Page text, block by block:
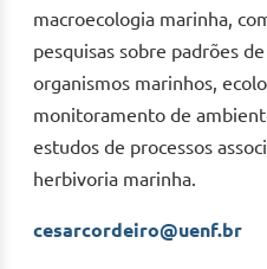
macroecologia marinha,
pesquisas sobre padrões
organismos marinhos,
monitoramento de
estudos de processos
herbivoria marinha.
cesarcordeiro@uenf.br